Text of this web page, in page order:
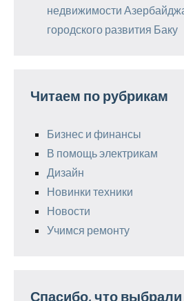
недвижимости
городского развития Баку
Читаем по рубрикам
Бизнес и финансы
В помощь электрикам
Дизайн
Новинки техники
Новости
Учимся ремонту
Спасибо, что выбрали